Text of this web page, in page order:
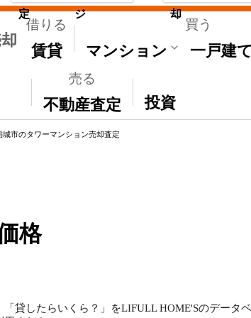
借りる
賃貸
買う
マンション 一戸建
売る
不動産査定
その他
投資
定 ジ 却
城市のタワーマンション売却査定
格
貸したらいくら？」をLIFULL HOME'Sのデータ